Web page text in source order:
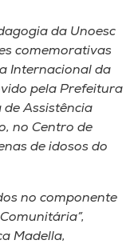
da Unoesc
comemorativas
Internacional da
pela Prefeitura
de Assistência
no Centro de
de idosos do
no componente
Madella,